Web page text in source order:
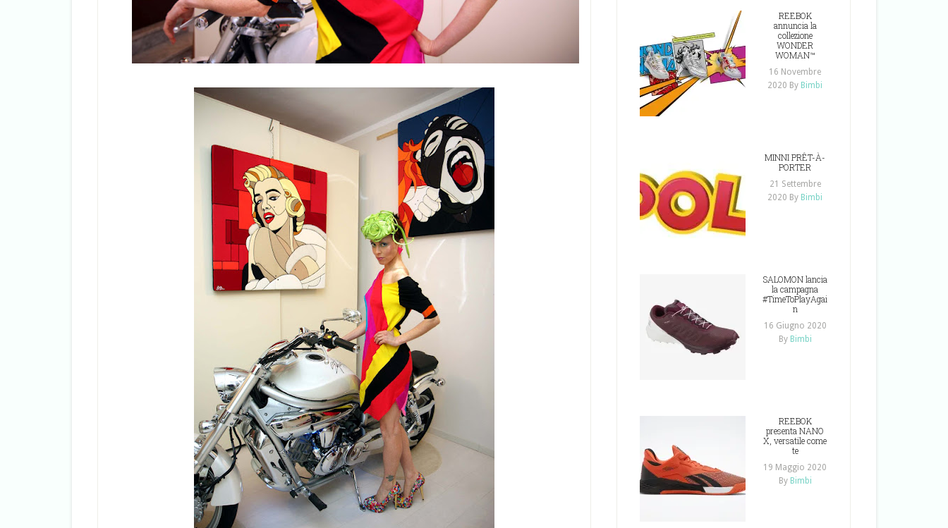
REEBOK
annuncia la
collezione
WONDER
WOMAN™
16 Novembre
2020 By Bimbi
MINNI PRÊT-À-
PORTER
21 Settembre
2020 By Bimbi
SALOMON lancia
la campagna
#TimeToPlayAgai
n
16 Giugno 2020
By Bimbi
REEBOK
presenta NANO
X, versatile come
te
19 Maggio 2020
By Bimbi